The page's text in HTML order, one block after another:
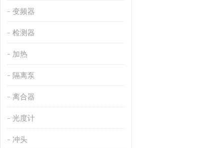
变频器
检测器
加热
隔离泵
离合器
光度计
冲头